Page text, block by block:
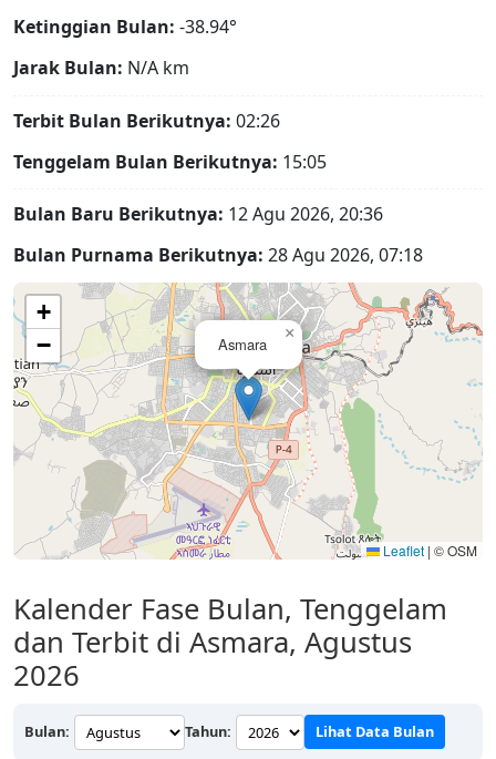
Ketinggian Bulan: -38.94°
Jarak Bulan: N/A km
Terbit Bulan Berikutnya: 02:26
Tenggelam Bulan Berikutnya: 15:05
Bulan Baru Berikutnya: 12 Agu 2026, 20:36
Bulan Purnama Berikutnya: 28 Agu 2026, 07:18
Asmara
×
+
−
Leaflet | © OSM
Kalender Fase Bulan, Tenggelam
dan Terbit di Asmara, Agustus
2026
Bulan: Tahun: Lihat Data Bulan